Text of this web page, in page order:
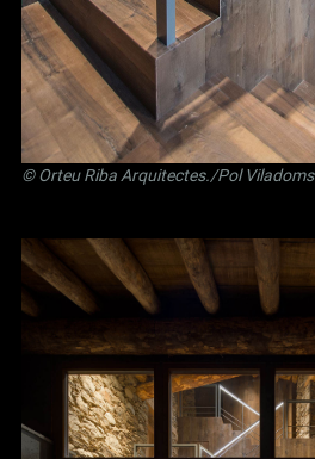
©Orteu Riba Arquitectes./Pol Viladoms